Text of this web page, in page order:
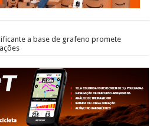
a base de grafeno promete